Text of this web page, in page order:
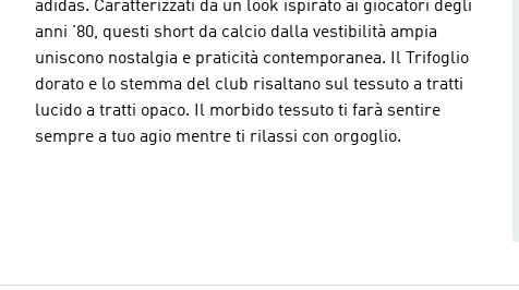
adidas. Caratterizzati da un look ispirato ai giocatori degli
anni '80, questi short da calcio dalla vestibilità ampia
uniscono nostalgia e praticità contemporanea. Il Trifoglio
dorato e lo stemma del club risaltano sul tessuto a tratti
lucido a tratti opaco. Il morbido tessuto ti farà sentire
sempre a tuo agio mentre ti rilassi con orgoglio.